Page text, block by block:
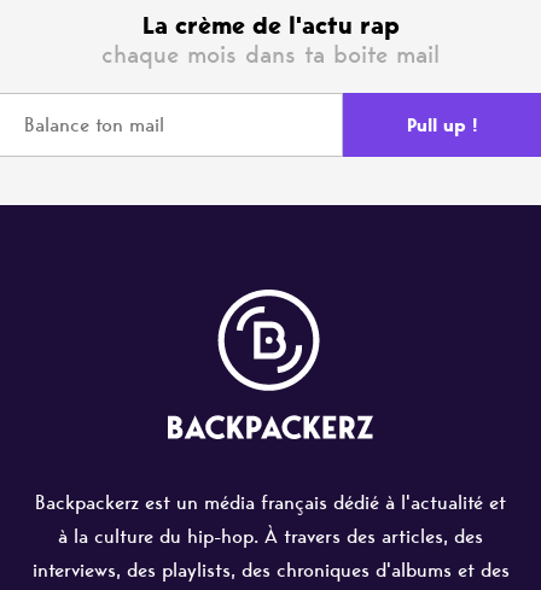
La crème de l'actu rap
chaque mois dans ta boite mail
Backpackerz est un média français dédié à l'actualité et
à la culture du hip-hop. À travers des articles, des
interviews, des playlists, des chroniques d'albums et des